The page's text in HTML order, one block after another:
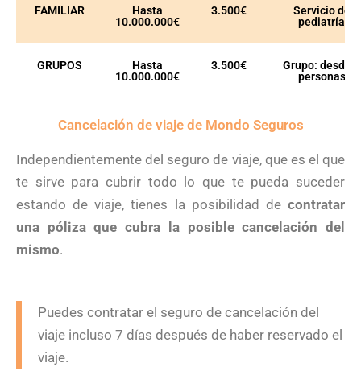
FAMILIAR
Hasta
10.000.000€
3.500€
Servicio de
pediatría
GRUPOS
Hasta
10.000.000€
3.500€
Grupo: desde 5
personas
Cancelación de viaje de Mondo Seguros
Independientemente del seguro de viaje, que es el que
te sirve para cubrir todo lo que te pueda suceder
estando de viaje, tienes la posibilidad decontratar
una póliza que cubra la posible cancelación del
mismo.
Puedes contratar el seguro de cancelación del
viaje incluso 7 días después de haber reservado el
viaje.